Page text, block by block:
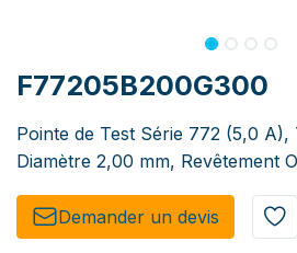
F77205B200G300
Pointe de Test Série 772 (5,0 A),
Diamètre 2,00 mm, Revêtement
Demander un de​​vis​​